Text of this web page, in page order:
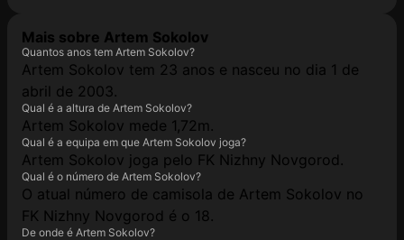
Mais sobre Artem Sokolov
Quantos anos tem Artem Sokolov?
Artem Sokolov tem 23 anos e nasceu no dia 1 de
abril de 2003.
Qual é a altura de Artem Sokolov?
Artem Sokolov mede 1,72m.
Qual é a equipa em que Artem Sokolov joga?
Artem Sokolov joga pelo FK Nizhny Novgorod.
Qual é o número de Artem Sokolov?
O atual número de camisola de Artem Sokolov no
FK Nizhny Novgorod é o 18.
De onde é Artem Sokolov?